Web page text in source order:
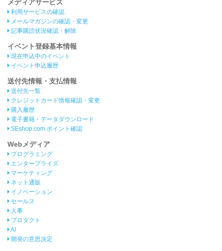
メディアサービス
利用サービスの確認
メールマガジンの確認・変更
記事購読状況確認・解除
イベント登録基本情報
現在申込中のイベント
イベント申込履歴
送付先情報・支払情報
送付先一覧
クレジットカード情報確認・変更
購入履歴
電子書籍・データダウンロード
SEshop.com ポイント確認
Webメディア
プログラミング
エンタープライズ
マーケティング
ネット通販
イノベーション
セールス
人事
プロダクト
AI
開発の意思決定